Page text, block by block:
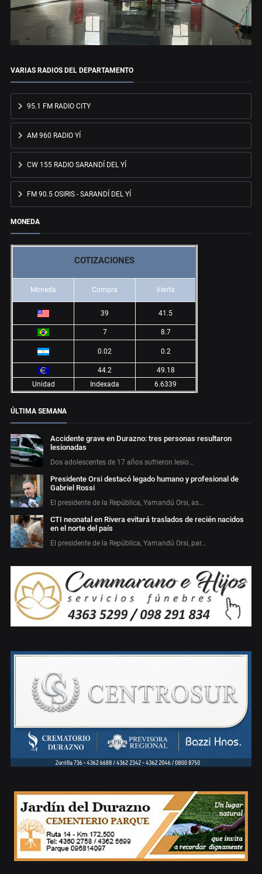
VARIAS RADIOS DEL DEPARTAMENTO
95.1 FM RADIO CITY
AM 960 RADIO YÍ
CW 155 RADIO SARANDÍ DEL YÍ
FM 90.5 OSIRIS - SARANDÍ DEL YÍ
MONEDA
COTIZACIONES
Moneda Compra Venta
39 41.5
7 8.7
0.02 0.2
44.2
49.18
Unidad
Indexada 6.6339
ÚLTIMA SEMANA
Accidente grave en Durazno: tres personas resultaron
lesionadas
Dos adolescentes de 17 años sufrieron lesio…
Presidente Orsi destacó legado humano y profesional de
Gabriel Rossi
El presidente de la República, Yamandú Orsi, as…
CTI neonatal en Rivera evitará traslados de recién nacidos
en el norte del país
El presidente de la República, Yamandú Orsi, par…